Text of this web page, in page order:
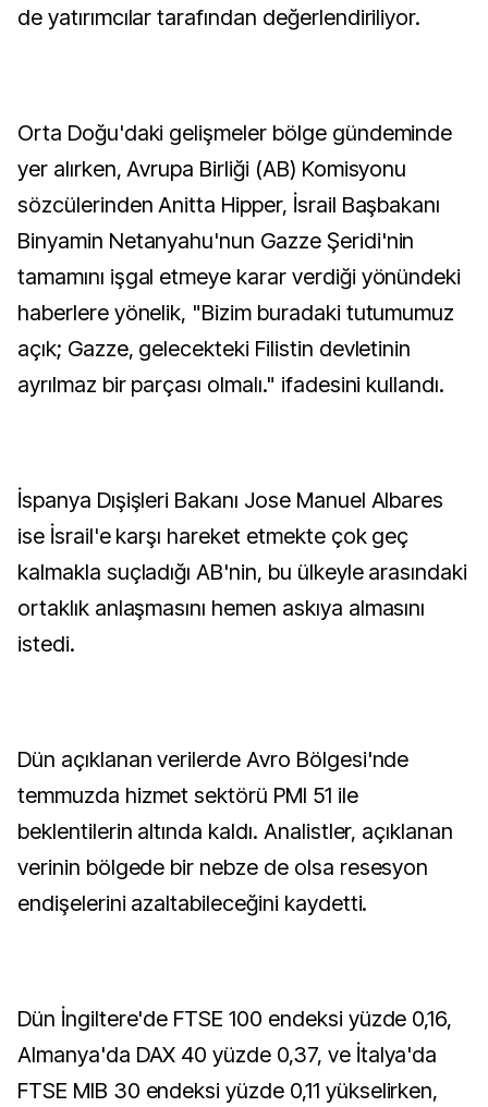
de yatırımcılar tarafından değerlendiriliyor.
Orta Doğu'daki gelişmeler bölge gündeminde
yer alırken, Avrupa Birliği (AB) Komisyonu
sözcülerinden Anitta Hipper, İsrail Başbakanı
Binyamin Netanyahu'nun Gazze Şeridi'nin
tamamını işgal etmeye karar verdiği yönündeki
haberlere yönelik, "Bizim buradaki tutumumuz
açık; Gazze, gelecekteki Filistin devletinin
ayrılmaz bir parçası olmalı." ifadesini kullandı.
İspanya Dışişleri Bakanı Jose Manuel Albares
ise İsrail'e karşı hareket etmekte çok geç
kalmakla suçladığı AB'nin, bu ülkeyle arasındaki
ortaklık anlaşmasını hemen askıya almasını
istedi.
Dün açıklanan verilerde Avro Bölgesi'nde
temmuzda hizmet sektörü PMI 51 ile
beklentilerin altında kaldı. Analistler, açıklanan
verinin bölgede bir nebze de olsa resesyon
endişelerini azaltabileceğini kaydetti.
Dün İngiltere'de FTSE 100 endeksi yüzde 0,16,
Almanya'da DAX 40 yüzde 0,37, ve İtalya'da
FTSE MIB 30 endeksi yüzde 0,11 yükselirken,